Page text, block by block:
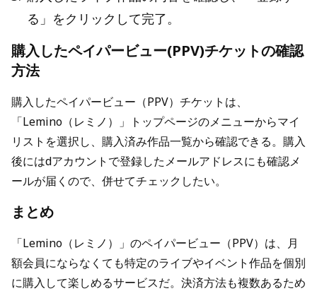
る」をクリックして完了。
購入したペイパービュー(PPV)チケットの確認
方法
購入したペイパービュー（PPV）チケットは、
「Lemino（レミノ）」トップページのメニューからマイ
リストを選択し、購入済み作品一覧から確認できる。購入
後にはdアカウントで登録したメールアドレスにも確認メ
ールが届くので、併せてチェックしたい。
まとめ
「Lemino（レミノ）」のペイパービュー（PPV）は、月
額会員にならなくても特定のライブやイベント作品を個別
に購入して楽しめるサービスだ。決済方法も複数あるため